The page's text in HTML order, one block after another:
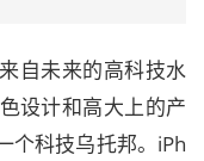
自未来的高科技水
设计和高大上的产
个科技乌托邦。iPh